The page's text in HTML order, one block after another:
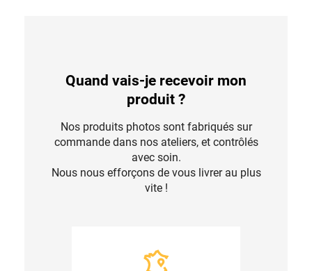
Quand vais-je recevoir mon
produit ?
Nos produits photos sont fabriqués sur
commande dans nos ateliers, et contrôlés
avec soin.
Nous nous efforçons de vous livrer au plus
vite !